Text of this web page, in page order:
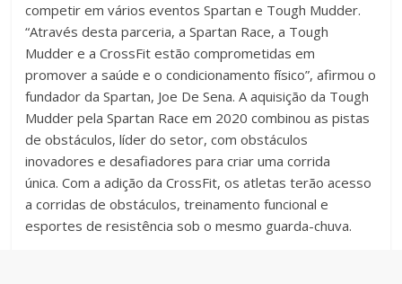
competir em vários eventos Spartan e Tough Mudder.
“Através desta parceria, a Spartan Race, a Tough
Mudder e a CrossFit estão comprometidas em
promover a saúde e o condicionamento físico”, afirmou o
fundador da Spartan, Joe De Sena. A aquisição da Tough
Mudder pela Spartan Race em 2020 combinou as pistas
de obstáculos, líder do setor, com obstáculos
inovadores e desafiadores para criar uma corrida
única. Com a adição da CrossFit, os atletas terão acesso
a corridas de obstáculos, treinamento funcional e
esportes de resistência sob o mesmo guarda-chuva.